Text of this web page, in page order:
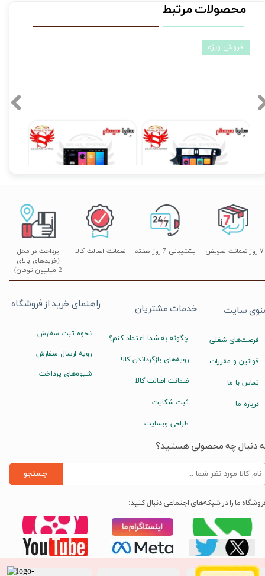
محصولات مرتبط
مانیتور اندروید 7 اینچ یونیورسال برند ویستا مدل TSX 2032
۱۷,۸۹۰,۰۰۰ تومان
مانیتور فابریک اندروید تارا Taraبرند ویستا مدل MTX 1032
۱۴,۸۹۰,۰۰۰ تومان
فروش ویژه
پشتیبانی 7 روز هفته
پرداخت در محل
(خریدهای بالای
2 میلیون تومان)
۷ روز ضمانت تعویض ضمانت اصالت کالا
راهنمای خرید از فروشگاه
نحوه ثبت سفارش
رویه ارسال سفارش
شیوه‌های پرداخت
خدمات مشتریان
چگونه به شما اعتماد کنم؟
رویه‌های بازگرداندن کالا
ضمانت اصالت کالا
ثبت شکایت
طراحی وبسایت
سایت
فرصت‌های شغلی
قوانین و مقررات
تماس با ما
درباره ما
دنبال چه محصولی هستید؟
جستجو
ما را در شبکه‌های اجتماعی دنبال کنید: